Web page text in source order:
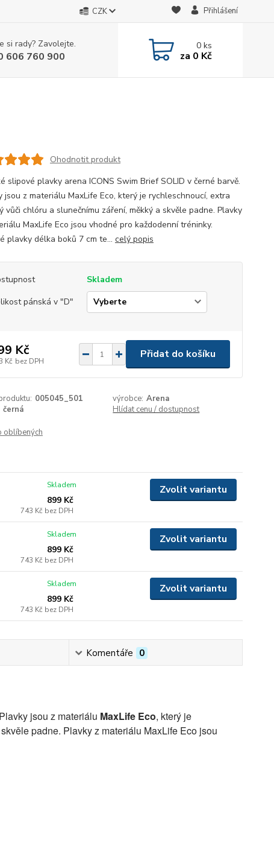
CZK Přihlášení
si rady? Zavolejte.
606 760 900
0ks
za 0 Kč
Ohodnotit produkt
slipové plavky arena ICONS Swim Brief SOLID v černé barvě.
jsou z materiálu MaxLife Eco, který je rychleschnoucí, extra
vůči chlóru a slunečnímu záření, měkký a skvěle padne. Plavky
MaxLife Eco jsou vhodné pro každodenní tréninky.
plavky délka boků 7 cm te... celý popis
Skladem
pánská v "D"
Kč
Kč bez DPH
Přidat do košíku
005045_501 výrobce: Arena
černá Hlídat cenu / dostupnost
oblíbených
899 Kč
743 Kč bez DPH
Skladem Zvolit variantu
899 Kč
743 Kč bez DPH
Skladem Zvolit variantu
899 Kč
743 Kč bez DPH
Skladem Zvolit variantu
Komentáře 0
jsou z materiálu MaxLife Eco, který je
padne. Plavky z materiálu MaxLife Eco jsou